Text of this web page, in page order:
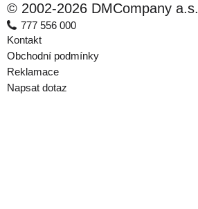
© 2002-2026 DMCompany a.s.
777 556 000
Kontakt
Obchodní podmínky
Reklamace
Napsat dotaz